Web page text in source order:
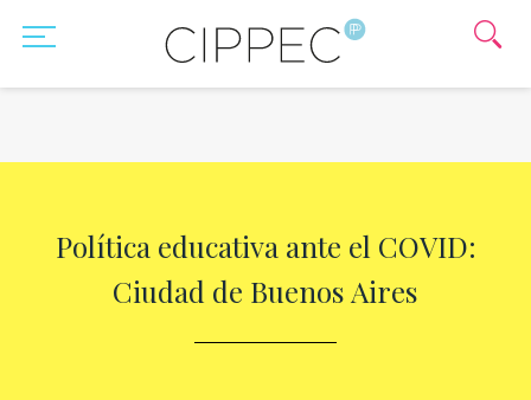
Política educativa ante el COVID:
Ciudad de Buenos Aires